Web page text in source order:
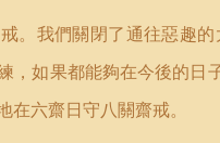
。我們關閉了通往惡趣
，如果都能夠在今後的
六齋日守八關齋戒。